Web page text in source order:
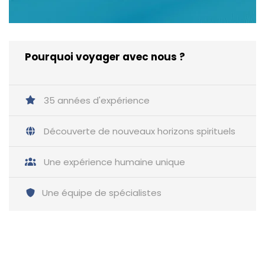
Pourquoi voyager avec nous ?
35 années d'expérience
Découverte de nouveaux horizons spirituels
Une expérience humaine unique
Une équipe de spécialistes